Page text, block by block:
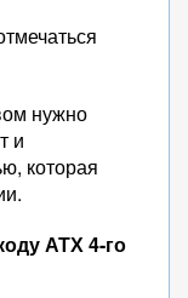
нужно
и
которая
АТХ 4-го